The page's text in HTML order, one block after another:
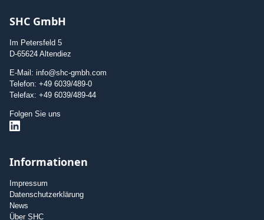
SHC GmbH
Im Petersfeld 5
D-65624 Altendiez
E-Mail: info@shc-gmbh.com
Telefon: +49 6039/489-0
Telefax: +49 6039/489-44
Folgen Sie uns
Informationen
Impressum
Datenschutzerklärung
News
Über SHC